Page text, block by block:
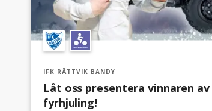
IFK RÄTTVIK BANDY
Låt oss presentera vinnaren av
fyrhjuling!